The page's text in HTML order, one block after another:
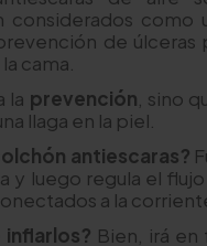
considerados como
de úlceras
cama.
la prevención , sino
llaga en la piel.
antiescaras?
y luego regula el
a la
inflarlos? Bien, irá